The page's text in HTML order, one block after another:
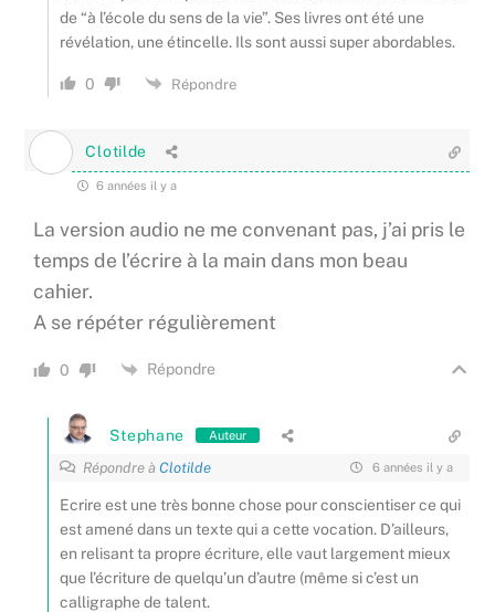
de “à l’école du sens de la vie”. Ses livres ont été une
révélation, une étincelle. Ils sont aussi super abordables.
0 Répondre
Clotilde
6 années il y a
La version audio ne me convenant pas, j’ai pris le
temps de l’écrire à la main dans mon beau
cahier.
A se répéter régulièrement
0 Répondre
Stephane Auteur
Répondre àClotilde 6 années il y a
Ecrire est une très bonne chose pour conscientiser ce qui
est amené dans un texte qui a cette vocation. D’ailleurs,
en relisant ta propre écriture, elle vaut largement mieux
que l’écriture de quelqu’un d’autre (même si c’est un
calligraphe de talent.